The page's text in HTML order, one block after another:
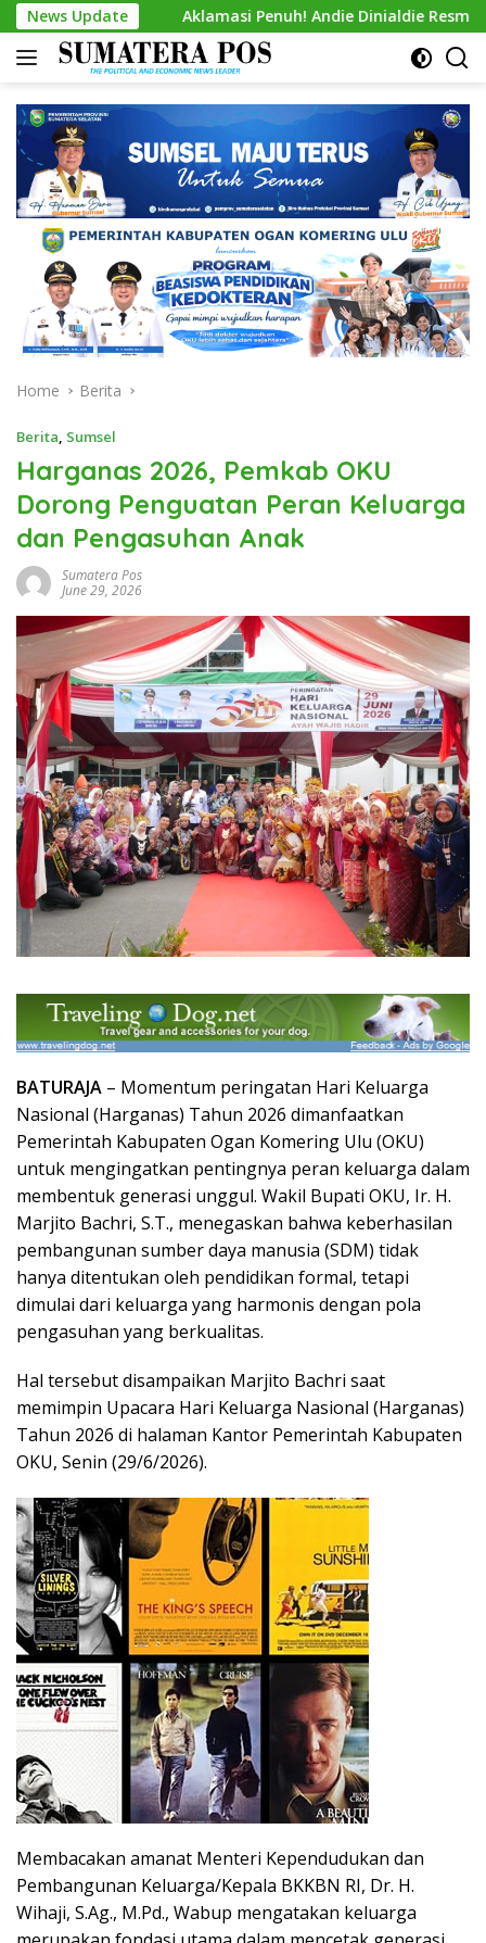
Skip
to
content
News Update
Aklamasi Penuh! Andie Dinialdie Resmi Nahkodai
Home Berita
Berita, Sumsel
Harganas 2026, Pemkab OKU
Dorong Penguatan Peran Keluarga
dan Pengasuhan Anak
Sumatera Pos
June 29, 2026
BATURAJA – Momentum peringatan Hari Keluarga
Nasional (Harganas) Tahun 2026 dimanfaatkan
Pemerintah Kabupaten Ogan Komering Ulu (OKU)
untuk mengingatkan pentingnya peran keluarga dalam
membentuk generasi unggul. Wakil Bupati OKU, Ir. H.
Marjito Bachri, S.T., menegaskan bahwa keberhasilan
pembangunan sumber daya manusia (SDM) tidak
hanya ditentukan oleh pendidikan formal, tetapi
dimulai dari keluarga yang harmonis dengan pola
pengasuhan yang berkualitas.
Hal tersebut disampaikan Marjito Bachri saat
memimpin Upacara Hari Keluarga Nasional (Harganas)
Tahun 2026 di halaman Kantor Pemerintah Kabupaten
OKU, Senin (29/6/2026).
Membacakan amanat Menteri Kependudukan dan
Pembangunan Keluarga/Kepala BKKBN RI, Dr. H.
Wihaji, S.Ag., M.Pd., Wabup mengatakan keluarga